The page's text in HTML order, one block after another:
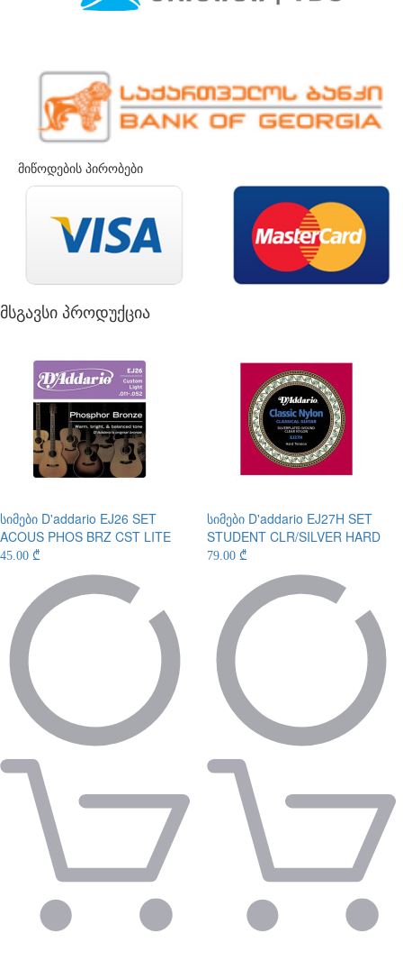
მიწოდების პირობები
მსგავსი პროდუქცია
სიმები D'addario EJ26 SET
ACOUS PHOS BRZ CST LITE
45.00 ₾
სიმები D'addario EJ27H SET
STUDENT CLR/SILVER HARD
79.00 ₾